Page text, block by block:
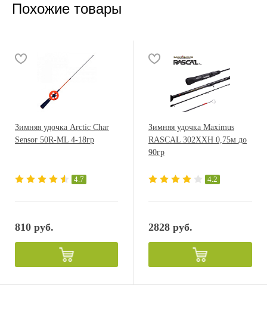
Похожие товары
Зимняя удочка Arctic Char
Sensor 50R-ML 4-18гр
4.7
810 руб.
Зимняя удочка Maximus
RASCAL 302XXH 0,75м до
90гр
4.2
2828 руб.